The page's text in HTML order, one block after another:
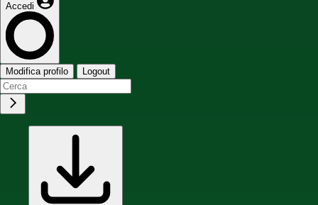
Accedi
Modifica profilo Logout